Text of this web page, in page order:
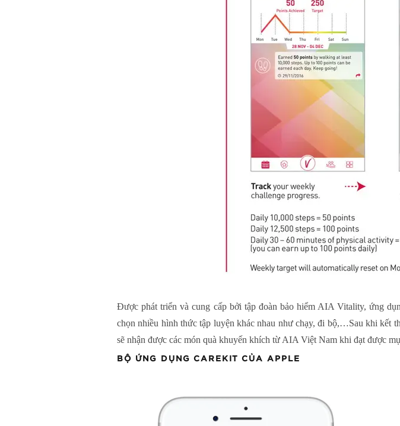
Được phát triển và cung cấp bởi tập đoàn bảo hiểm AIA Vitality, ứng
chọn nhiều hình thức tập luyện khác nhau như chạy, đi bộ,…Sau khi kết
sẽ nhận được các món quà khuyến khích từ AIA Việt Nam khi đạt được
BỘ ỨNG DỤNG CAREKIT CỦA APPLE